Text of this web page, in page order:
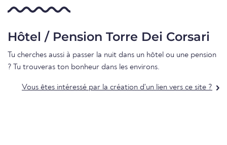
Hôtel / Pension Torre Dei Corsari
Tu cherches aussi à passer la nuit dans un hôtel ou une pension
? Tu trouveras ton bonheur dans les environs.
Vous êtes intéressé par la création d'un lien vers ce site ?